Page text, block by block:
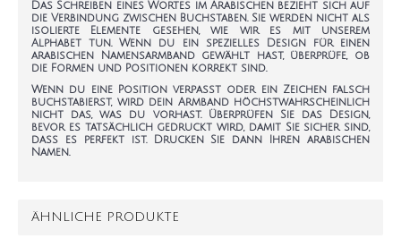
Das Schreiben eines Wortes im Arabischen bezieht sich auf
die Verbindung zwischen Buchstaben. Sie werden nicht als
isolierte Elemente gesehen, wie wir es mit unserem
Alphabet tun. Wenn du ein spezielles Design für einen
arabischen Namensarmband gewählt hast, überprüfe, ob
die Formen und Positionen korrekt sind.
Wenn du eine Position verpasst oder ein Zeichen falsch
buchstabierst, wird dein Armband höchstwahrscheinlich
nicht das, was du vorhast. Überprüfen Sie das Design,
bevor es tatsächlich gedruckt wird, damit Sie sicher sind,
dass es perfekt ist. Drucken Sie dann Ihren arabischen
Namen.
ÄHNLICHE PRODUKTE